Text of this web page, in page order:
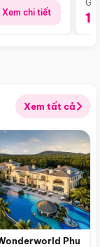
Xem chi tiết
Xem tất cả
Phu